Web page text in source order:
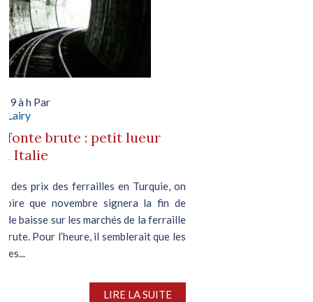
à h Par
Lairy
fonte brute : petit lueur
Italie
des prix des ferrailles en Turquie, on
que novembre signera la fin de
de baisse sur les marchés de la ferraille
Pour l’heure, il semblerait que les
LIRE LA SUITE